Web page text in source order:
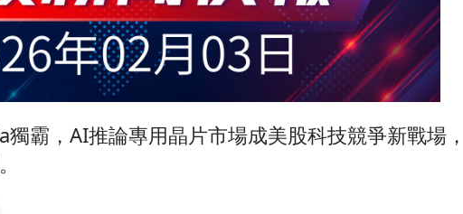
霸，AI推論專用晶片市場成美股科技競爭新戰場